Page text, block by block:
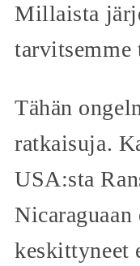
Millaista
tarvitsemme
Tähän
ratkaisuja.
USA:sta
Nicaraguaan
keskittyneet